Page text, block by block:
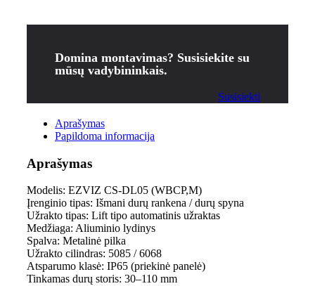
Domina montavimas? Susisiekite su
mūsų vadybininkais.
Susisiekti
Aprašymas
Papildoma informacija
Aprašymas
Modelis: EZVIZ CS-DL05 (WBCP,M)
Įrenginio tipas: Išmani durų rankena / durų spyna
Užrakto tipas: Lift tipo automatinis užraktas
Medžiaga: Aliuminio lydinys
Spalva: Metalinė pilka
Užrakto cilindras: 5085 / 6068
Atsparumo klasė: IP65 (priekinė panelė)
Tinkamas durų storis: 30–110 mm